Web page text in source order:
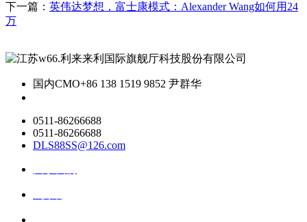
下一篇： 英伟达梦想，富士康模式：Alexander Wang如何用24
万
国内CMO+86 138 1519 9852 尹群华
0511-86266688
0511-86266688
DLS88SS@126.com